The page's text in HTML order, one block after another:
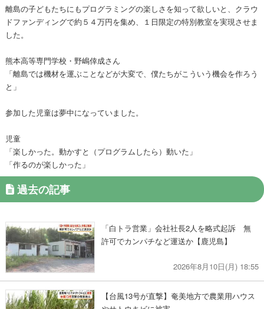
離島の子どもたちにもプログラミングの楽しさを知って欲しいと、クラウ
ドファンディングで約５４万円を集め、１日限定の特別教室を実現させま
した。
熊本高等専門学校・野嶋倖成さん
「離島では機材を運ぶことなどが大変で、僕たちがこういう機会を作ろう
と」
参加した児童は夢中になっていました。
児童
「楽しかった。動かすと（プログラムしたら）動いた」
「作るのが楽しかった」
過去の記事
「白トラ営業」会社社長2人を略式起訴 無
許可でカンパチなど運送か【鹿児島】
2026年8月10日(月) 18:55
【台風13号が直撃】奄美地方で農業用ハウス